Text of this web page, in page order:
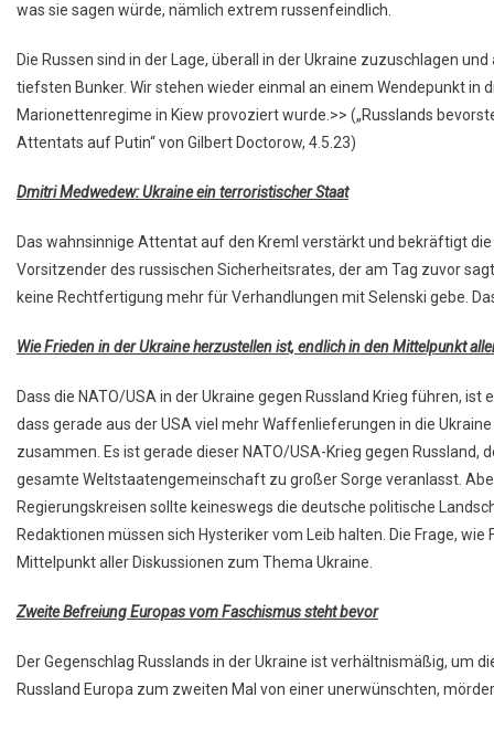
was sie sagen würde, nämlich extrem russenfeindlich.
Die Russen sind in der Lage, überall in der Ukraine zuzuschlagen
tiefsten Bunker. Wir stehen wieder einmal an einem Wendepunkt in
Marionettenregime in Kiew provoziert wurde.>> („Russlands
Attentats auf Putin“ von Gilbert Doctorow, 4.5.23)
Dmitri Medwedew: Ukraine ein terroristischer Staat
Das wahnsinnige Attentat auf den Kreml verstärkt und bekräftigt
Vorsitzender des russischen Sicherheitsrates, der am Tag zuvor
keine Rechtfertigung mehr für Verhandlungen mit Selenski gebe.
Wie Frieden in der Ukraine herzustellen ist, endlich in den Mittelpunkt
Dass die NATO/USA in der Ukraine gegen Russland Krieg führen,
dass gerade aus der USA viel mehr Waffenlieferungen in die
zusammen. Es ist gerade dieser NATO/USA-Krieg gegen Russland,
gesamte Weltstaatengemeinschaft zu großer Sorge veranlasst.
Regierungskreisen sollte keineswegs die deutsche politische
Redaktionen müssen sich Hysteriker vom Leib halten. Die Frage,
Mittelpunkt aller Diskussionen zum Thema Ukraine.
Zweite Befreiung Europas vom Faschismus steht bevor
Der Gegenschlag Russlands in der Ukraine ist verhältnismäßig, um
Russland Europa zum zweiten Mal von einer unerwünschten,